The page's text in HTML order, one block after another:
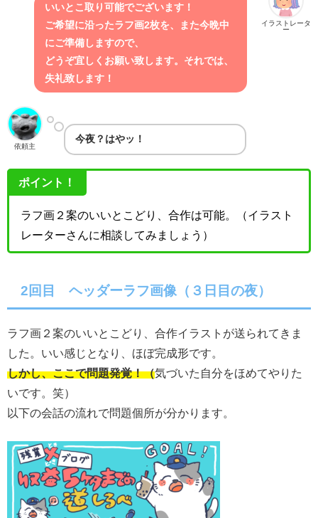
イラストレータ
ー
いいとこ取り可能でございます！
ご希望に沿ったラフ画2枚を、また今晩中
にご準備しますので、
どうぞ宜しくお願い致します。それでは、
失礼致します！
依頼主
今夜？はやッ！
ポイント！
ラフ画２案のいいとこどり、合作は可能。（イラスト
レーターさんに相談してみましょう）
2回目 ヘッダーラフ画像（３日目の夜）
ラフ画２案のいいとこどり、合作イラストが送られてきま
した。いい感じとなり、ほぼ完成形です。
しかし、ここで問題発覚！（気づいた自分をほめてやりた
いです。笑）
以下の会話の流れで問題個所が分かります。